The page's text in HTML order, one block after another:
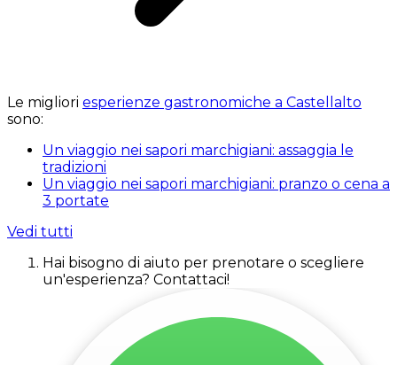
Le migliori esperienze gastronomiche a Castellalto
sono:
Un viaggio nei sapori marchigiani: assaggia le
tradizioni
Un viaggio nei sapori marchigiani: pranzo o cena a
3 portate
Vedi tutti
Hai bisogno di aiuto per prenotare o scegliere
un'esperienza? Contattaci!